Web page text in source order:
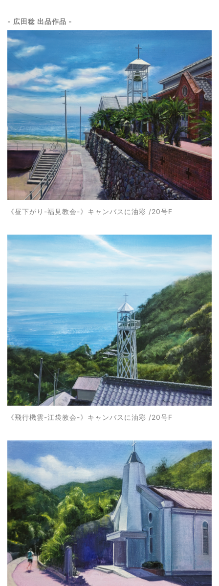
- 広田稔 出品作品 -
《昼下がり-福見教会-》キャンバスに油彩 /20号F
《飛行機雲-江袋教会-》キャンバスに油彩 /20号F